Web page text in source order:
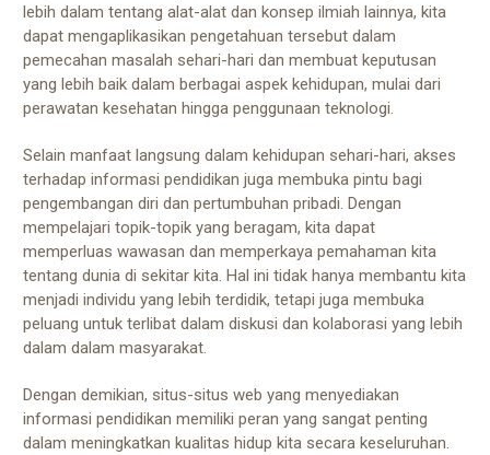
lebih dalam tentang alat-alat dan konsep ilmiah lainnya, kita
dapat mengaplikasikan pengetahuan tersebut dalam
pemecahan masalah sehari-hari dan membuat keputusan
yang lebih baik dalam berbagai aspek kehidupan, mulai dari
perawatan kesehatan hingga penggunaan teknologi.
Selain manfaat langsung dalam kehidupan sehari-hari, akses
terhadap informasi pendidikan juga membuka pintu bagi
pengembangan diri dan pertumbuhan pribadi. Dengan
mempelajari topik-topik yang beragam, kita dapat
memperluas wawasan dan memperkaya pemahaman kita
tentang dunia di sekitar kita. Hal ini tidak hanya membantu kita
menjadi individu yang lebih terdidik, tetapi juga membuka
peluang untuk terlibat dalam diskusi dan kolaborasi yang lebih
dalam dalam masyarakat.
Dengan demikian, situs-situs web yang menyediakan
informasi pendidikan memiliki peran yang sangat penting
dalam meningkatkan kualitas hidup kita secara keseluruhan.